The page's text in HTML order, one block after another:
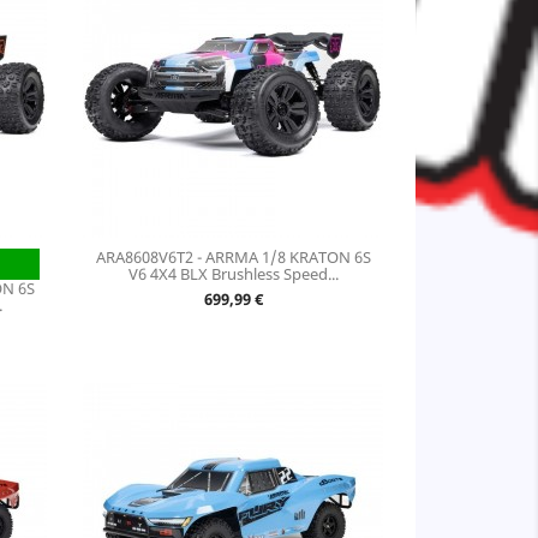
6S
ARA8608V6T2 - ARRMA 1/8 KRATON 6S
V6 4X4 BLX Brushless Speed...
Prix
699,99 €